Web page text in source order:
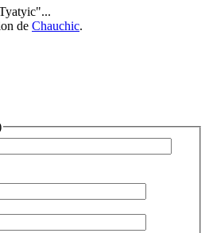
de Chauchic.